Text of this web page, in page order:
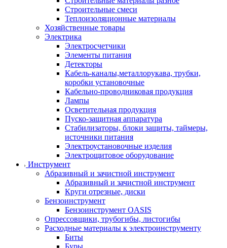
Строительные смеси
Теплоизоляционные материалы
Хозяйственные товары
Электрика
Электросчетчики
Элементы питания
Детекторы
Кабель-каналы,металлорукава, трубки,
коробки установочные
Кабельно-проводниковая продукция
Лампы
Осветительная продукция
Пуско-защитная аппаратура
Стабилизаторы, блоки защиты, таймеры,
источники питания
Электроустановочные изделия
Электрощитовое оборудование
Инструмент
Абразивный и зачистной инструмент
Абразивный и зачистной инструмент
Круги отрезные, диски
Бензоинструмент
Бензоинструмент OASIS
Опрессовщики, трубогибы, листогибы
Расходные материалы к электроинструменту
Биты
Буры